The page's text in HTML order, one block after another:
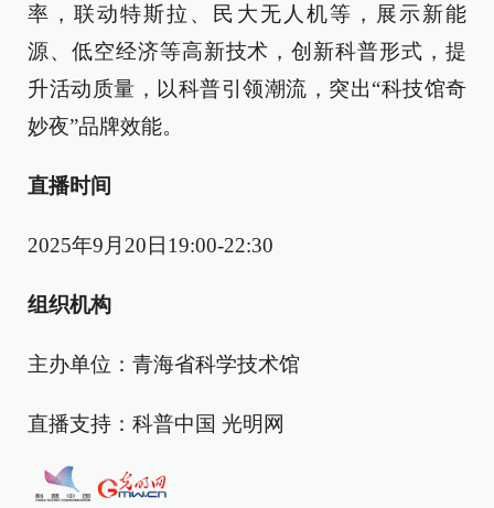
率，联动特斯拉、民大无人机等，展示新能
源、低空经济等高新技术，创新科普形式，提
升活动质量，以科普引领潮流，突出“科技馆奇
妙夜”品牌效能。
直播时间
2025年9月20日19:00-22:30
组织机构
主办单位：青海省科学技术馆
直播支持：科普中国 光明网